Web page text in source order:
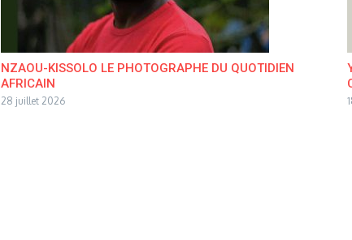
NZAOU-KISSOLO LE PHOTOGRAPHE DU QUOTIDIEN
AFRICAIN
28 juillet 2026